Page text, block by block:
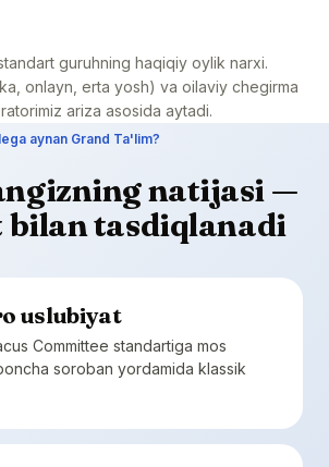
guruhning haqiqiy oylik narxi.
onlayn, erta yosh) va oilaviy chegirma
ariza asosida aytadi.
aynan Grand Ta'lim?
natijasi —
tasdiqlanadi
uslubiyat
Committee standartiga mos
soroban yordamida klassik